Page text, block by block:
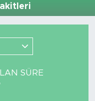
SÜRE
Fikstür